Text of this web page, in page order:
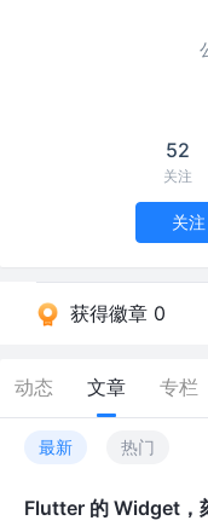
52
关注
关注
获得徽章 0
动态 文章 专栏
最新 热门
Flutter 的 Widget，